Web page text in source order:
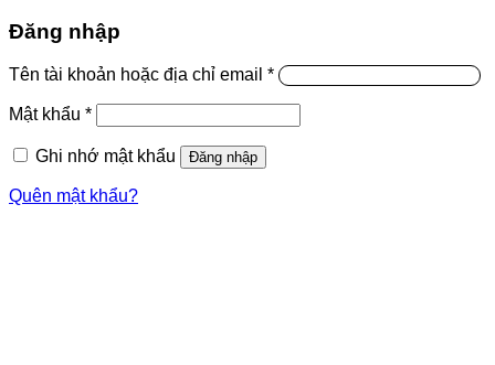
Đăng nhập
Tên tài khoản hoặc địa chỉ email *
Mật khẩu *
Ghi nhớ mật khẩu Đăng nhập
Quên mật khẩu?